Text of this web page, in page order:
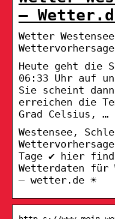
–
Wetter
Heute geht die
06:33 Uhr auf
Sie scheint
erreichen die
Grad Celsius, …
Westensee,
Tage ✔ hier
Wetterdaten für
– wetter.de ☀